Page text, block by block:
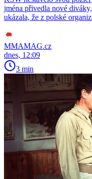
jména přivedla nové
ukázala, že z polské
MMAMAG.cz
dnes, 12:09
3 min